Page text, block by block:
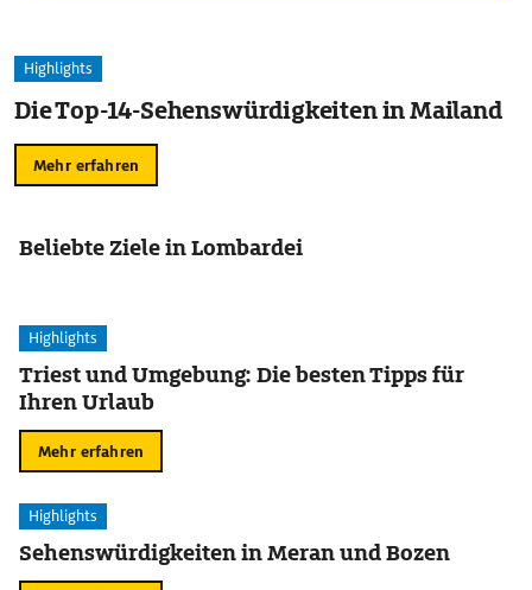
Highlights
Die Top-14-Sehenswürdigkeiten in Mailand
Mehr erfahren
Beliebte Ziele in Lombardei
Highlights
Triest und Umgebung: Die besten Tipps für
Ihren Urlaub
Mehr erfahren
Highlights
Sehenswürdigkeiten in Meran und Bozen